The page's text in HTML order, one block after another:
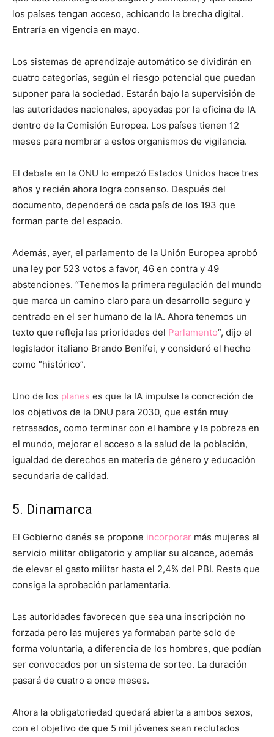
los países tengan acceso, achicando la brecha digital.
Entraría en vigencia en mayo.
Los sistemas de aprendizaje automático se dividirán en
cuatro categorías, según el riesgo potencial que puedan
suponer para la sociedad. Estarán bajo la supervisión de
las autoridades nacionales, apoyadas por la oficina de IA
dentro de la Comisión Europea. Los países tienen 12
meses para nombrar a estos organismos de vigilancia.
El debate en la ONU lo empezó Estados Unidos hace tres
años y recién ahora logra consenso. Después del
documento, dependerá de cada país de los 193 que
forman parte del espacio.
Además, ayer, el parlamento de la Unión Europea aprobó
una ley por 523 votos a favor, 46 en contra y 49
abstenciones. “Tenemos la primera regulación del mundo
que marca un camino claro para un desarrollo seguro y
centrado en el ser humano de la IA. Ahora tenemos un
texto que refleja las prioridades del Parlamento”, dijo el
legislador italiano Brando Benifei, y consideró el hecho
como “histórico”.
Uno de los planes es que la IA impulse la concreción de
los objetivos de la ONU para 2030, que están muy
retrasados, como terminar con el hambre y la pobreza en
el mundo, mejorar el acceso a la salud de la población,
igualdad de derechos en materia de género y educación
secundaria de calidad.
5. Dinamarca
El Gobierno danés se propone incorporar más mujeres al
servicio militar obligatorio y ampliar su alcance, además
de elevar el gasto militar hasta el 2,4% del PBI. Resta que
consiga la aprobación parlamentaria.
Las autoridades favorecen que sea una inscripción no
forzada pero las mujeres ya formaban parte solo de
forma voluntaria, a diferencia de los hombres, que podían
ser convocados por un sistema de sorteo. La duración
pasará de cuatro a once meses.
Ahora la obligatoriedad quedará abierta a ambos sexos,
con el objetivo de que 5 mil jóvenes sean reclutados